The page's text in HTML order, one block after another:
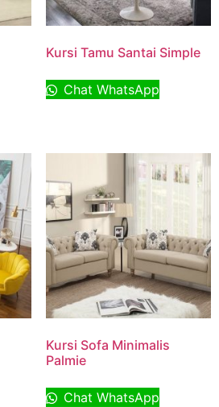
Kursi Tamu Santai Simple
Chat WhatsApp
Kursi Sofa Minimalis
Palmie
Chat WhatsApp